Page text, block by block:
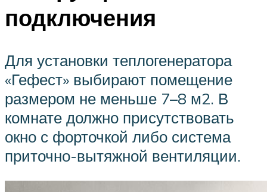
подключения
Для установки теплогенератора
«Гефест» выбирают помещение
размером не меньше 7–8 м2. В
комнате должно присутствовать
окно с форточкой либо система
приточно-вытяжной вентиляции.